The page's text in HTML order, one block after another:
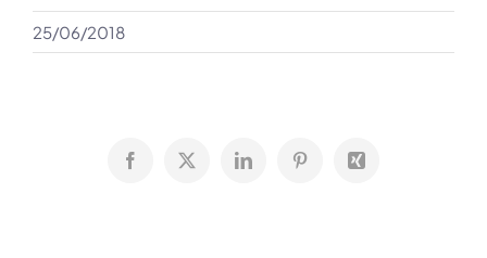
25/06/2018
Facebook
X LinkedInPinterestXing